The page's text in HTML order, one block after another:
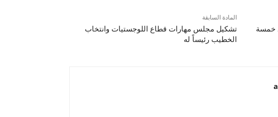
المادة السابقة
تشكيل مجلس مهارات قطاع اللوجستيات وانتخاب
الخطيب رئيساً له
بنسبة 24.1% خلال خمسة